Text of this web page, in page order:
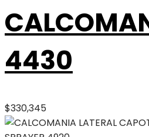
4430
$330,345